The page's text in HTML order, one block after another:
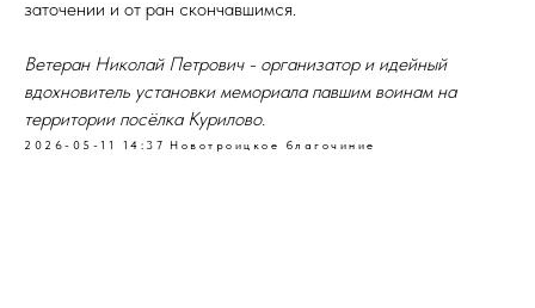
заточении и от ран скончавшимся.
Ветеран Николай Петрович - организатор и идейный
вдохновитель установки мемориала павшим воинам на
территории посёлка Курилово.
2026-05-11 14:37 Новотроицкое благочиние